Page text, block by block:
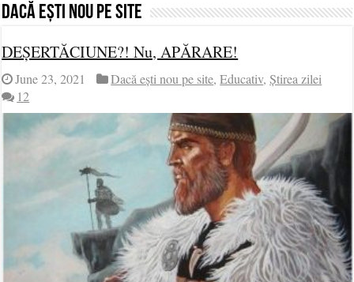
Dacă ești nou pe site
DEȘERTĂCIUNE?! Nu, APĂRARE!
June 23, 2021 Dacă ești nou pe site,Educativ,Știrea zilei
12